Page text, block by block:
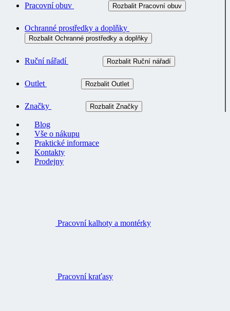
Pracovní obuv Rozbalit Pracovní obuv
Ochranné prostředky a doplňky
Rozbalit Ochranné prostředky a doplňky
Ruční nářadí Rozbalit Ruční nářadí
Outlet Rozbalit Outlet
Značky Rozbalit Značky
Blog
Vše o nákupu
Praktické informace
Kontakty
Prodejny
Pracovní kalhoty a montérky
Pracovní kraťasy